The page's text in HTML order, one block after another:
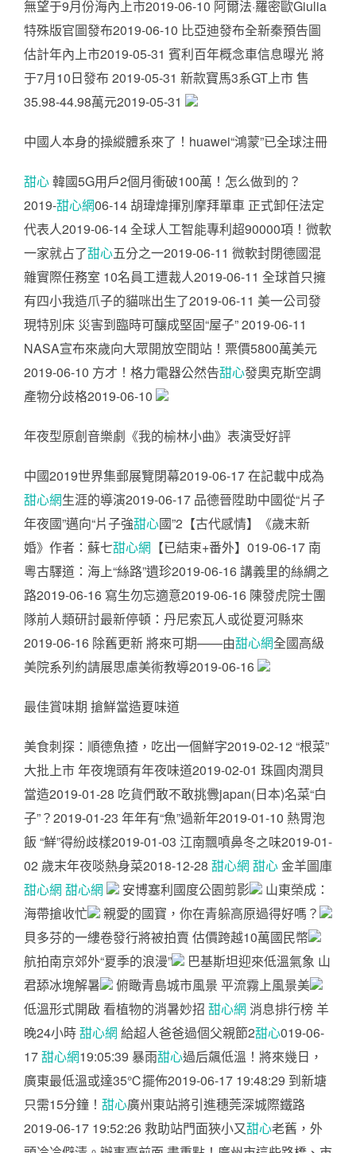
無望于9月份海內上市2019-06-10 阿爾法·羅密歐Giulia
特殊版官圖發布2019-06-10 比亞迪發布全新秦預告圖
估計年內上市2019-05-31 賓利百年概念車信息曝光 將
于7月10日發布 2019-05-31 新款寶馬3系GT上市 售
35.98-44.98萬元2019-05-31
中國人本身的操縱體系來了！huawei“鴻蒙”已全球注冊
甜心韓國5G用戶2個月衝破100萬！怎么做到的？
2019-甜心網06-14 胡瑋煒揮別摩拜單車 正式卸任法定
代表人2019-06-14 全球人工智能專利超90000項！微軟
一家就占了甜心五分之一2019-06-11 微軟封閉德國混
雜實際任務室 10名員工遭裁人2019-06-11 全球首只擁
有四小我造爪子的貓咪出生了2019-06-11 美一公司發
現特別床 災害到臨時可釀成堅固“屋子” 2019-06-11
NASA宣布來歲向大眾開放空間站！票價5800萬美元
2019-06-10 方才！格力電器公然告甜心發奧克斯空調
產物分歧格2019-06-10
年夜型原創音樂劇《我的榆林小曲》表演受好評
中國2019世界集郵展覽閉幕2019-06-17 在記載中成為
甜心網生涯的導演2019-06-17 品德晉陞助中國從“片子
年夜國”邁向“片子強甜心國”2【古代感情】《歲末新
婚》作者：蘇七甜心網 【已結束+番外】019-06-17 南
粵古驛道：海上“絲路”遺珍2019-06-16 講義里的絲綢之
路2019-06-16 寫生勿忘適意2019-06-16 陳發虎院士團
隊前人類研討最新停頓：丹尼索瓦人或從夏河縣來
2019-06-16 除舊更新 將來可期——由甜心網全國高級
美院系列約請展思慮美術教導2019-06-16
最佳賞味期 搶鮮當造夏味道
美食刺探：順德魚揸，吃出一個鮮字2019-02-12 “根菜”
大批上市 年夜塊頭有年夜味道2019-02-01 珠圓肉潤貝
當造2019-01-28 吃貨們敢不敢挑釁japan(日本)名菜“白
子”？2019-01-23 年年有“魚”過新年2019-01-10 熱胃泡
飯 “鮮”得紛歧樣2019-01-03 江南飄噴鼻冬之味2019-01-
02 歲末年夜啖熱身菜2018-12-28 甜心網 甜心金羊圖庫
甜心網 甜心網 安博塞利國度公園剪影
山東榮成：
海帶搶收忙
親愛的國寶，你在青躲高原過得好嗎？
貝多芬的一縷卷發行將被拍賣 估價跨越10萬國民幣
航拍南京郊外“夏季的浪漫”
巴基斯坦迎來低溫氣象 山
君舔冰塊解暑
俯瞰青島城市風景 平流霧上風景美
低溫形式開啟 看植物的消暑妙招 甜心網 消息排行榜 羊
晚24小時甜心網 給超人爸爸過個父親節2甜心019-06-
17甜心網19:05:39 暴雨甜心過后飆低溫！將來幾日，
廣東最低溫或達35℃擺佈2019-06-17 19:48:29 到新塘
只需15分鐘！ 甜心廣州東站將引進穗莞深城際鐵路
2019-06-17 19:52:26 救助站門面狹小又甜心老舊，外